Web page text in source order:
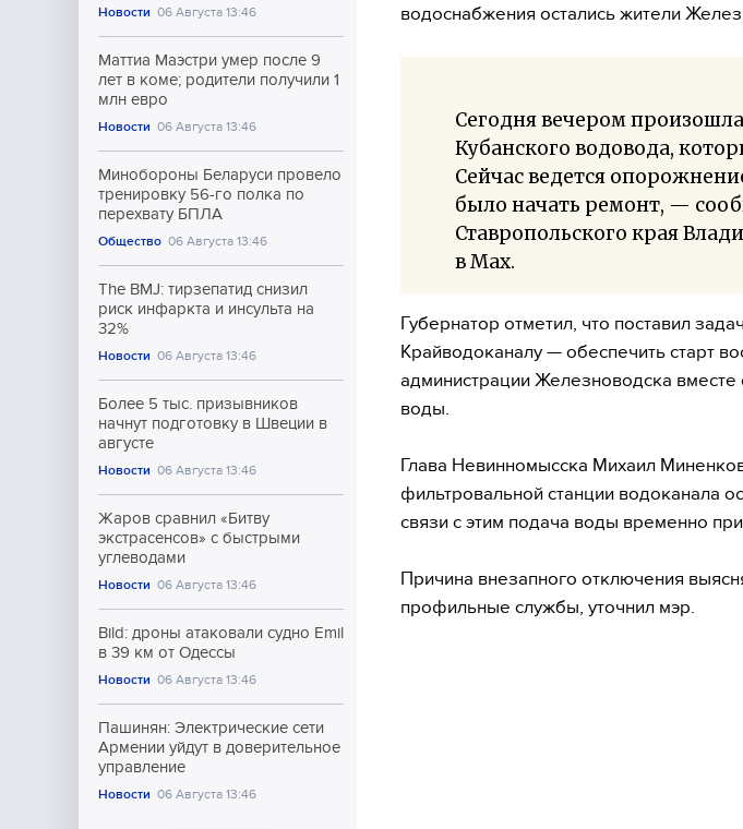
Новости 06 Августа 13:46
Маттиа Маэстри умер после 9
лет в коме; родители получили 1
млн евро
Новости 06 Августа 13:46
Минобороны Беларуси провело
тренировку 56-го полка по
перехвату БПЛА
Общество 06 Августа 13:46
The BMJ: тирзепатид снизил
риск инфаркта и инсульта на
32%
Новости 06 Августа 13:46
Более 5 тыс. призывников
начнут подготовку в Швеции в
августе
Новости 06 Августа 13:46
Жаров сравнил «Битву
экстрасенсов» с быстрыми
углеводами
Новости 06 Августа 13:46
Bild: дроны атаковали судно Emil
в 39 км от Одессы
Новости 06 Августа 13:46
Пашинян: Электрические сети
Армении уйдут в доверительное
управление
Новости 06 Августа 13:46
водоснабжения остались жители
Сегодня вечером
Кубанского водовода,
Сейчас ведется
было начать ремонт, —
Ставропольского края
в Max.
Губернатор отметил, что поставил
Крайводоканалу — обеспечить старт
администрации Железноводска
воды.
Глава Невинномысска Михаил
фильтровальной станции водоканала
связи с этим подача воды временно
Причина внезапного отключения
профильные службы, уточнил мэр.